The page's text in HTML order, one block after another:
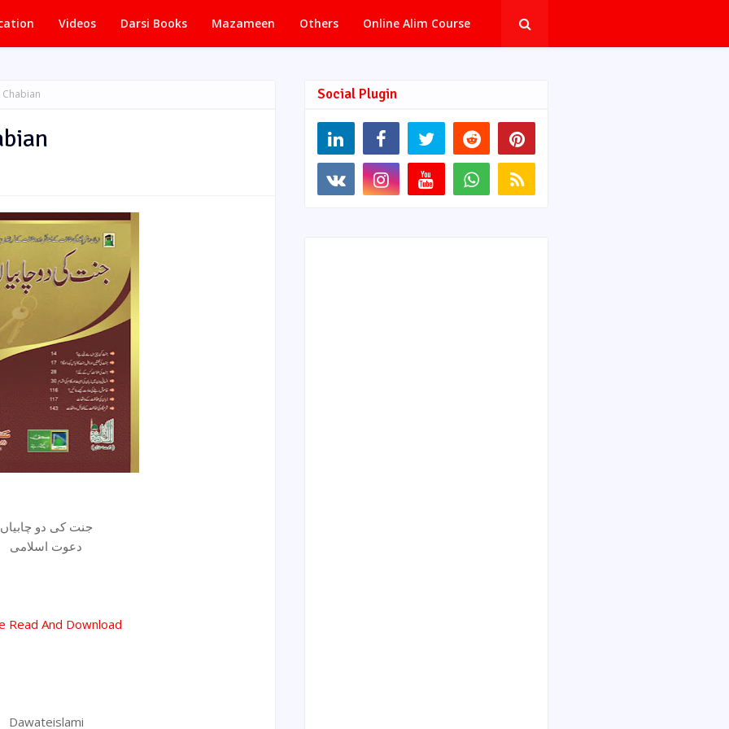
Videos Darsi Books Mazameen Others Online Alim Course
Chabian
جنت کی دو چابیاں
دعوت اسلامی
Read And Download
Dawateislami
Social Plugin